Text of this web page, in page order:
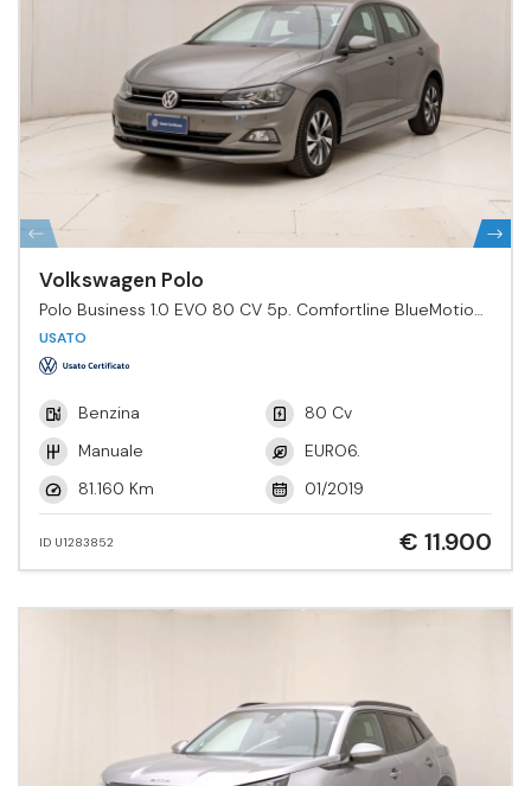
Volkswagen Polo
Polo Business 1.0 EVO 80 CV 5p. Comfortline BlueMotion
Tech.
USATO
Benzina
80 Cv
Manuale
EURO6.
81.160 Km
01/2019
ID U1283852 € 11.900